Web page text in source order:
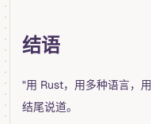
结语
"用 Rust，用多种语言，
结尾说道。